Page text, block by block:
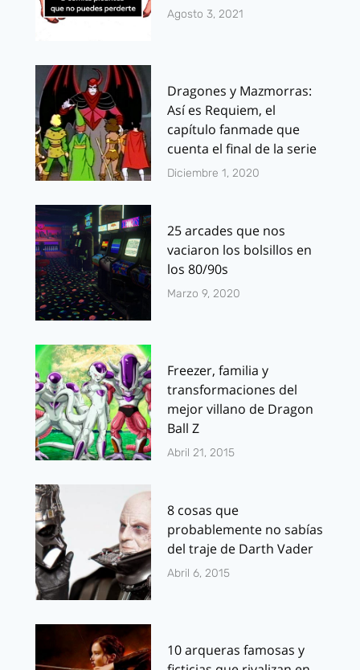
Agosto 3, 2021
Dragones y Mazmorras:
Así es Requiem, el
capítulo fanmade que
cuenta el final de la serie
Diciembre 1, 2020
25 arcades que nos
vaciaron los bolsillos en
los 80/90s
Marzo 9, 2020
Freezer, familia y
transformaciones del
mejor villano de Dragon
Ball Z
Abril 21, 2015
8 cosas que
probablemente no sabías
del traje de Darth Vader
Abril 6, 2015
10 arqueras famosas y